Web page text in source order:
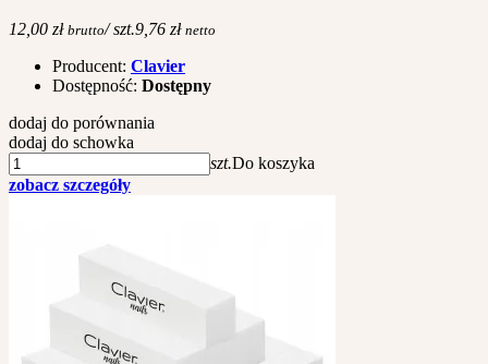
12,00 zł brutto/ szt.9,76 zł netto
Producent: Clavier
Dostępność: Dostępny
dodaj do porównania
dodaj do schowka
szt.Do koszyka
zobacz szczegóły